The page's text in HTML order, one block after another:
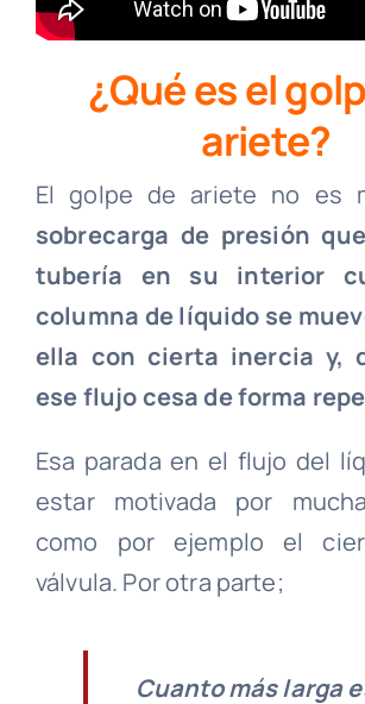
¿Qué es el
ariete?
El golpe de ariete no es
sobrecarga de presión
tubería en su interior
columna de líquido se
ella con cierta inercia y,
ese flujo cesa de forma
Esa parada en el flujo del
estar motivada por
como por ejemplo el
válvula. Por otra parte;
Cuanto más larga